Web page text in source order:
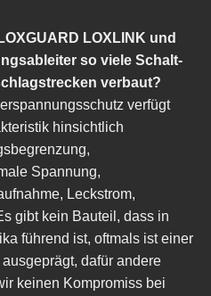
LOXLINK und
so viele Schalt-
verbaut?
verfügt
hinsichtlich
Spannung,
Leckstrom,
gibt kein Bauteil, dass in
führend ist, oftmals ist einer
dafür andere
keinen Kompromiss bei